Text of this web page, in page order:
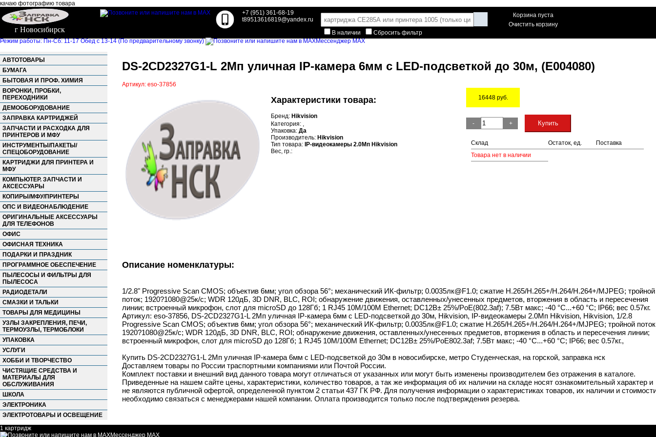
качаю фотографию товара
г Новосибирск
+7 (951) 361-68-19
t89513616819@yandex.ru
В наличии
Сбросить фильтр
Корзина пуста
Очистить корзину
Режим работы: Пн-Сб: 11-17 Обед с 13-14 (По предварительному звонку) Мессенджер MAX
АВТОТОВАРЫ
БУМАГА
БЫТОВАЯ И ПРОФ. ХИМИЯ
ВОРОНКИ, ПРОБКИ,
ПЕРЕХОДНИКИ
ДЕМООБОРУДОВАНИЕ
ЗАПРАВКА КАРТРИДЖЕЙ
ЗАПЧАСТИ И РАСХОДКА ДЛЯ
ПРИНТЕРОВ И МФУ
ИНСТРУМЕНТЫ/ПАКЕТЫ/
СПЕЦОБОРУДОВАНИЕ
КАРТРИДЖИ ДЛЯ ПРИНТЕРА И
МФУ
КОМПЬЮТЕР. ЗАПЧАСТИ И
АКСЕССУАРЫ
КОПИРЫ/МФУ/ПРИНТЕРЫ
ОПС И ВИДЕОНАБЛЮДЕНИЕ
ОРИГИНАЛЬНЫЕ АКСЕССУАРЫ
ДЛЯ ТЕЛЕФОНОВ
ОФИС
ОФИСНАЯ ТЕХНИКА
ПОДАРКИ И ПРАЗДНИК
ПРОГРАММНОЕ ОБЕСПЕЧЕНИЕ
ПЫЛЕСОСЫ И ФИЛЬТРЫ ДЛЯ
ПЫЛЕСОСА
РАДИОДЕТАЛИ
СМАЗКИ И ТАЛЬКИ
ТОВАРЫ ДЛЯ МЕДИЦИНЫ
УЗЛЫ ЗАКРЕПЛЕНИЯ, ПЕЧИ,
ТЕРМОУЗЛЫ, ТЕРМОБЛОКИ
УПАКОВКА
УСЛУГИ
ХОББИ И ТВОРЧЕСТВО
ЧИСТЯЩИЕ СРЕДСТВА И
МАТЕРИАЛЫ ДЛЯ
ОБСЛУЖИВАНИЯ
ШКОЛА
ЭЛЕКТРОНИКА
ЭЛЕКТРОТОВАРЫ И ОСВЕЩЕНИЕ
DS-2CD2327G1-L 2Мп уличная IP-камера 6мм с LED-подсветкой до 30м, (E004080)
Артикул: eso-37856
Характеристики товара:
Бренд: Hikvision
Категория: ,
Упаковка: Да
Производитель: Hikvision
Тип товара: IP-видеокамеры 2.0Мп Hikvision
Вес, гр.:
16448руб.
-
+ Купить
Склад Остаток, ед.
Поставка
Товара нет в наличии
Описание номенклатуры:
1/2.8" Progressive Scan CMOS; объектив 6мм; угол обзора 56°; механический ИК-фильтр; 0.0035лк@F1.0; сжатие H.265/H.265+/H.264/H.264+/MJPEG; тройной
поток; 1920?1080@25к/с; WDR 120дБ, 3D DNR, BLC, ROI; обнаружение движения, оставленных/унесенных предметов, вторжения в область и пересечения
линии; встроенный микрофон, слот для microSD до 128Гб; 1 RJ45 10M/100M Ethernet; DC12В± 25%/PoE(802.3af); 7.5Вт макс; -40 °C...+60 °C; IP66; вес 0.57кг.
Артикул: eso-37856, DS-2CD2327G1-L 2Мп уличная IP-камера 6мм с LED-подсветкой до 30м, Hikvision, IP-видеокамеры 2.0Мп Hikvision, Hikvision, 1/2.8
Progressive Scan CMOS; объектив 6мм; угол обзора 56°; механический ИК-фильтр; 0.0035лк@F1.0; сжатие H.265/H.265+/H.264/H.264+/MJPEG; тройной
1920?1080@25к/с; WDR 120дБ, 3D DNR, BLC, ROI; обнаружение движения, оставленных/унесенных предметов, вторжения в область и пересечения линии;
встроенный микрофон, слот для microSD до 128Гб; 1 RJ45 10M/100M Ethernet; DC12В± 25%/PoE802.3af; 7.5Вт макс; -40 °C...+60 °C; IP66; вес 0.57кг.,
Купить DS-2CD2327G1-L 2Мп уличная IP-камера 6мм с LED-подсветкой до 30м в новосибирске, метро Студенческая, на горской, заправка нск
Доставляем товары по России траспортными компаниями или Почтой России.
Комплект поставки и внешний вид данного товара могут отличаться от указанных или могут быть изменены производителем без отражения в каталоге.
Приведенные на нашем сайте цены, характеристики, количество товаров, а так же информация об их наличии на складе носят ознакомительный характер и
не являются публичной офертой, определенной пунктом 2 статьи 437 ГК РФ. Для получения информации о характеристиках товаров, их наличии и
необходимо связаться с менеджерами нашей компании. Оплата производится только после подтверждения резерва.
1 картридж
Мессенджер MAX